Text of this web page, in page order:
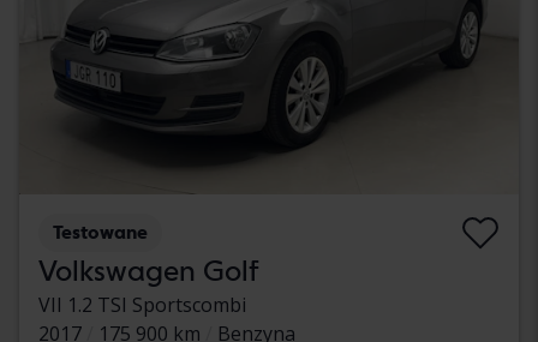
Testowane
Volkswagen Golf
VII 1.2 TSI Sportscombi
2017
175 900 km
Benzyna